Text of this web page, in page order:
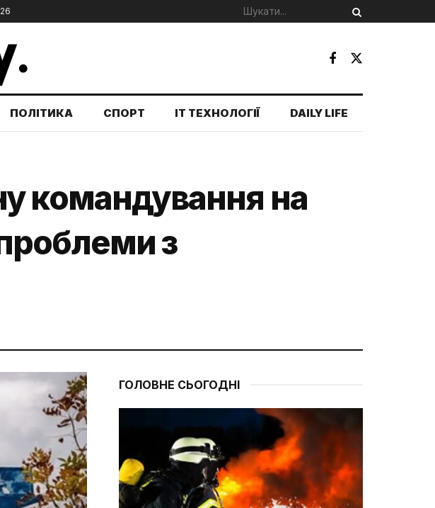
ПОЛІТИКА СПОРТ IT ТЕХНОЛОГІЇ DAILY LIFE
командування на
з
ГОЛОВНЕ СЬОГОДНІ